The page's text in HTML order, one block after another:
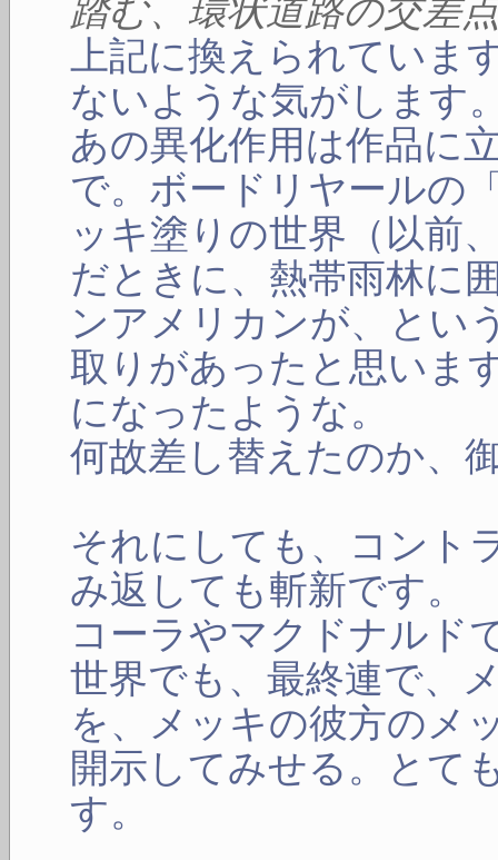
踏む、環状道路の交差
上記に換えられていま
ないような気がします
あの異化作用は作品に
で。ボードリヤールの
ッキ塗りの世界（以前
だときに、熱帯雨林に
ンアメリカンが、とい
取りがあったと思いま
になったような。
何故差し替えたのか、
それにしても、コント
み返しても斬新です。
コーラやマクドナルド
世界でも、最終連で、
を、メッキの彼方のメ
開示してみせる。とて
す。